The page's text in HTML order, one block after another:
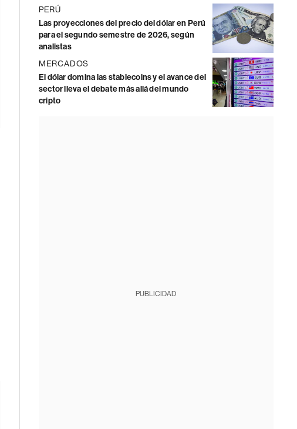
PERÚ
Las proyecciones del precio del dólar en Perú
para el segundo semestre de 2026, según
analistas
MERCADOS
El dólar domina las stablecoins y el avance del
sector lleva el debate más allá del mundo
cripto
PUBLICIDAD